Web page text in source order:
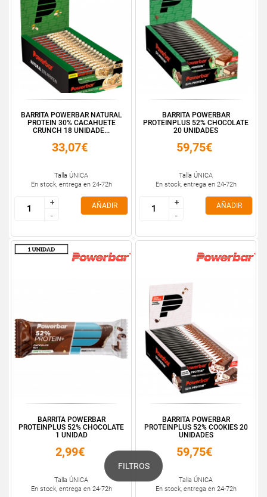
FILTROS
BARRITA POWERBAR NATURAL
PROTEIN 30% CACAHUETE
CRUNCH 18 UNIDADE...
33,07€
Talla ÚNICA
En stock, entrega en 24-72h
+
-
+
-
AÑADIR
BARRITA POWERBAR
PROTEINPLUS 52% CHOCOLATE
20 UNIDADES
59,75€
Talla ÚNICA
En stock, entrega en 24-72h
+
-
+
-
AÑADIR
BARRITA POWERBAR
PROTEINPLUS 52% CHOCOLATE
1 UNIDAD
2,99€
Talla ÚNICA
En stock, entrega en 24-72h
BARRITA POWERBAR
PROTEINPLUS 52% COOKIES 20
UNIDADES
59,75€
Talla ÚNICA
En stock, entrega en 24-72h